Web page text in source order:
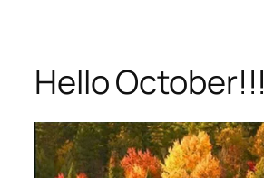
Hello October!!!